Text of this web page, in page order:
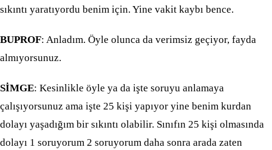
sıkıntı yaratıyordu benim için. Yine vakit kaybı bence.
BUPROF: Anladım. Öyle olunca da verimsiz geçiyor, fayda
almıyorsunuz.
SİMGE: Kesinlikle öyle ya da işte soruyu anlamaya
çalışıyorsunuz ama işte 25 kişi yapıyor yine benim kurdan
dolayı yaşadığım bir sıkıntı olabilir. Sınıfın 25 kişi olmasında
dolayı 1 soruyorum 2 soruyorum daha sonra arada zaten